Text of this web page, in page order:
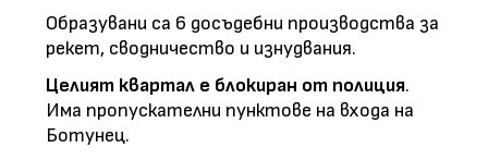
Образувани са 6 досъдебни производства за
рекет, сводничество и изнудвания.
Целият квартал е блокиран от полиция.
Има пропускателни пунктове на входа на
Ботунец.